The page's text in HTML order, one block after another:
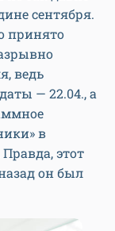
сентября.
принято
ведь
— 22.04., а
в
этот
он был